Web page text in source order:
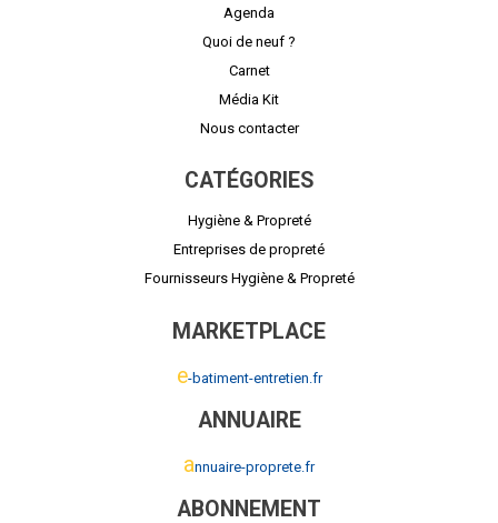
Agenda
Quoi de neuf ?
Carnet
Média Kit
Nous contacter
CATÉGORIES
Hygiène & Propreté
Entreprises de propreté
Fournisseurs Hygiène & Propreté
MARKETPLACE
e-batiment-entretien.fr
ANNUAIRE
annuaire-proprete.fr
ABONNEMENT